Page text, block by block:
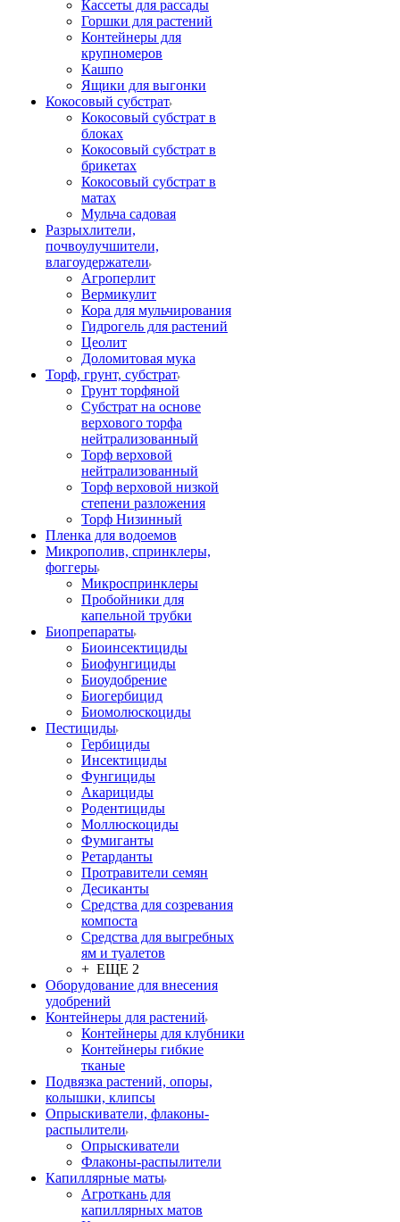
Кассеты для рассады
Горшки для растений
Контейнеры для
крупномеров
Кашпо
Ящики для выгонки
Кокосовый субстрат
Кокосовый субстрат в
блоках
Кокосовый субстрат в
брикетах
Кокосовый субстрат в
матах
Мульча садовая
Разрыхлители,
почвоулучшители,
влагоудержатели
Агроперлит
Вермикулит
Кора для мульчирования
Гидрогель для растений
Цеолит
Доломитовая мука
Торф, грунт, субстрат
Грунт торфяной
Субстрат на основе
верхового торфа
нейтрализованный
Торф верховой
нейтрализованный
Торф верховой низкой
степени разложения
Торф Низинный
Пленка для водоемов
Микрополив, спринклеры,
фоггеры
Микроспринклеры
Пробойники для
капельной трубки
Биопрепараты
Биоинсектициды
Биофунгициды
Биоудобрение
Биогербицид
Биомолюскоциды
Пестициды
Гербициды
Инсектициды
Фунгициды
Акарициды
Родентициды
Моллюскоциды
Фумиганты
Ретарданты
Протравители семян
Десиканты
Средства для созревания
компоста
Средства для выгребных
ям и туалетов
+ ЕЩЕ 2
Оборудование для внесения
удобрений
Контейнеры для растений
Контейнеры для клубники
Контейнеры гибкие
тканые
Подвязка растений, опоры,
колышки, клипсы
Опрыскиватели, флаконы-
распылители
Опрыскиватели
Флаконы-распылители
Капиллярные маты
Агроткань для
капиллярных матов